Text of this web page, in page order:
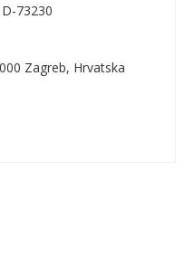
73230
Zagreb, Hrvatska